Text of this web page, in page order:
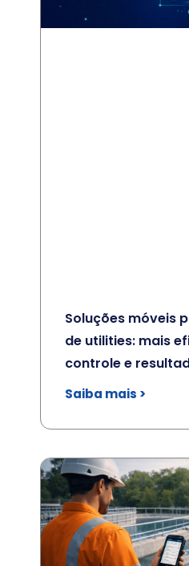
Soluções móveis
de utilities: mais
controle e
Saiba mais >